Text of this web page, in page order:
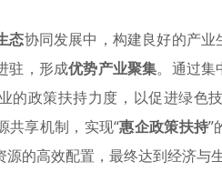
态协同发展中，构建良好的产
驻，形成优势产业聚集。通过集
的政策扶持力度，以促进绿色
共享机制，实现“惠企政策扶持”
源的高效配置，最终达到经济与